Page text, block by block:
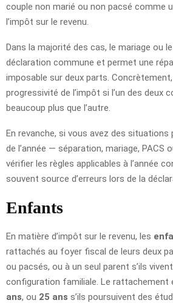
couple non marié ou non pacsé comme
l’impôt sur le revenu.
Dans la majorité des cas, le mariage ou
déclaration commune et permet une
imposable sur deux parts.
progressivité de l’impôt si l’un des deux
beaucoup plus que l’autre.
En revanche, si vous avez des situations
de l’année — séparation, mariage,
vérifier les règles applicables à l’année
souvent source d’erreurs lors de la
Enfants
En matière d’impôt sur le revenu, les
rattachés au foyer fiscal de leurs deux
ou pacsés, ou à un seul parent s’ils
configuration familiale. Le rattachement
ans, ou 25 ans s’ils poursuivent des